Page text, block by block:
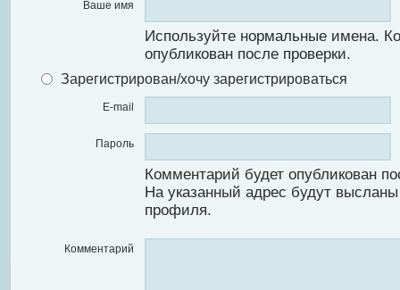
Ваше имя
Используйте нормальные имена.
опубликован после проверки.
Зарегистрирован/хочу зарегистрироваться
E-mail
Пароль
Комментарий будет опубликован
На указанный адрес будут
профиля.
Комментарий